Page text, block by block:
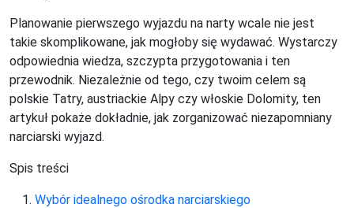
Planowanie pierwszego wyjazdu na narty wcale nie jest
takie skomplikowane, jak mogłoby się wydawać. Wystarczy
odpowiednia wiedza, szczypta przygotowania i ten
przewodnik. Niezależnie od tego, czy twoim celem są
polskie Tatry, austriackie Alpy czy włoskie Dolomity, ten
artykuł pokaże dokładnie, jak zorganizować niezapomniany
narciarski wyjazd.
Spis treści
Wybór idealnego ośrodka narciarskiego